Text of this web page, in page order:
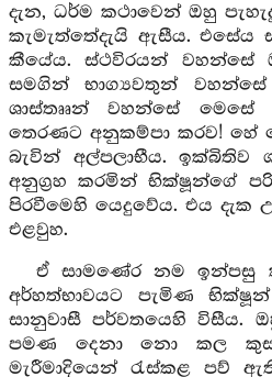
දැන, ධර්ම කථාවෙන් ඔහු
කැමැත්තේදැයි ඇසීය. එසේය
කීයේය. ස්ථවිරයන් වහන්සේ
සමගින් භාග්‍යවතුන්
ශාස්තෲන් වහන්සේ මෙසේ
තෙරණට අනුකම්පා කරව!
බැවින් අල්පලාභීය. ඉක්බිතිව
අනුග්‍රහ කරමින් භික්ෂූන්ගේ
පිරවීමෙහි යෙදුවේය. එය
එළවුහ.
ඒ සාමණේර නම ඉන්පසු
අර්හත්භාවයට පැමිණ
සානුවාසී පර්වතයෙහි විසීය.
පමණ දෙනා නො කල
මැරීමාදියෙන් රැස්කළ පව්